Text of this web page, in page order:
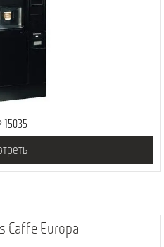
15035
Caffe Europa